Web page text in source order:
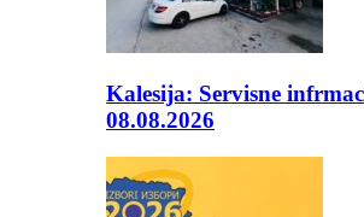
Kalesija: Servisne
08.08.2026